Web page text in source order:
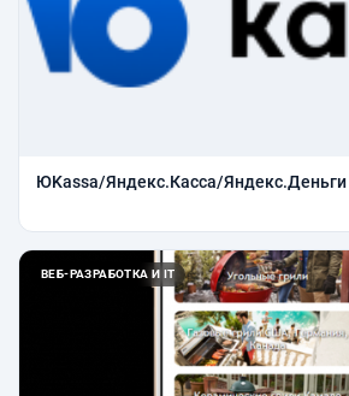
ЮKassa/Яндекс.Касса/Яндекс.Деньги
ВЕБ-РАЗРАБОТКА И IT